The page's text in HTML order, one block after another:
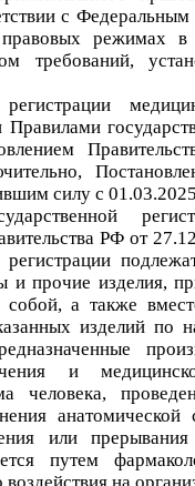
с
правовых режимах
требований,
регистрации
Правилами
м
силу с 01
РФ от
регистрации
и прочие изделия,
а также
изделий по
и
человека,
или
путем